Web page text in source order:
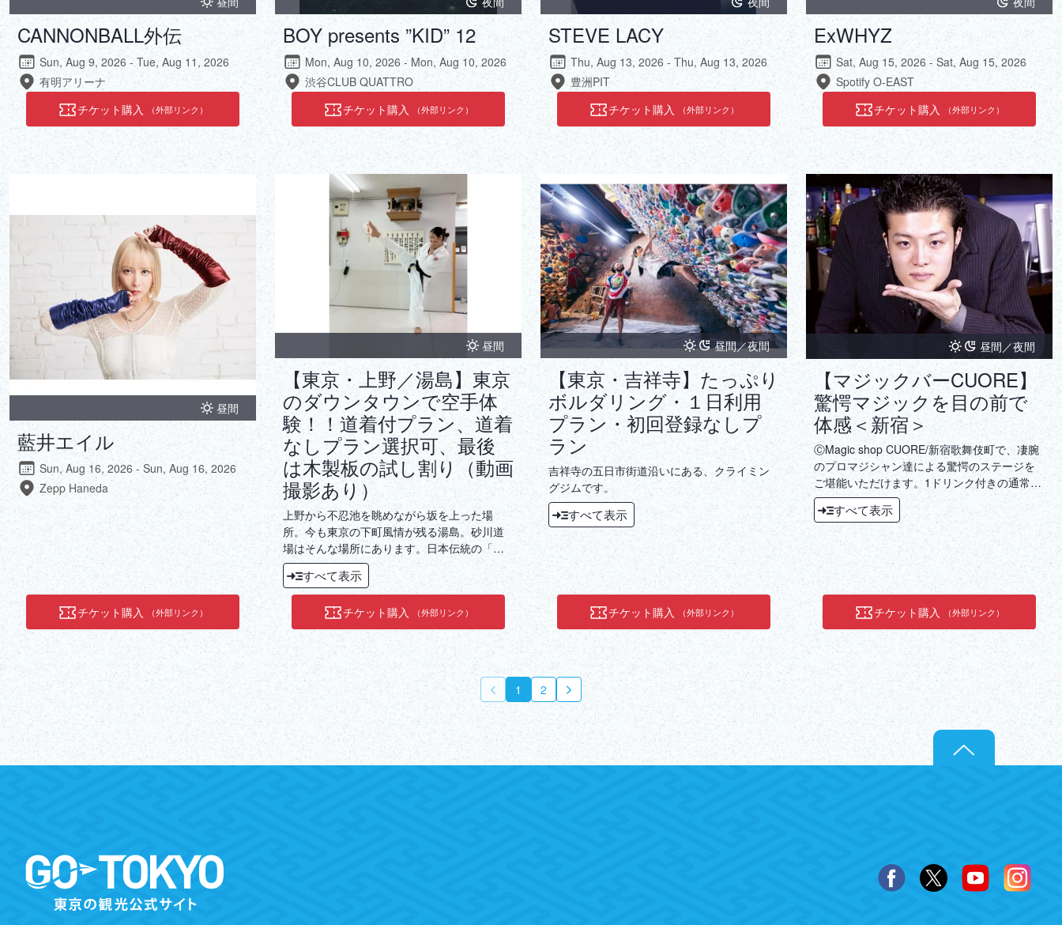
CANNONBALL外伝
Sun, Aug 9, 2026 - Tue, Aug 11, 2026
有明アリーナ
チケット購入
（外部リンク）
BOY presents ”KID” 12
Mon, Aug 10, 2026 - Mon, Aug 10, 2026
渋谷CLUB QUATTRO
チケット購入
（外部リンク）
STEVE LACY
Thu, Aug 13, 2026 - Thu, Aug 13, 2026
豊洲PIT
チケット購入
（外部リンク）
ExWHYZ
Sat, Aug 15, 2026 - Sat, Aug 15, 2026
Spotify O-EAST
チケット購入
（外部リンク）
昼間
藍井エイル
Sun, Aug 16, 2026 - Sun, Aug 16, 2026
Zepp Haneda
チケット購入 （外部リンク）
昼間
【東京・上野／湯島】東京
のダウンタウンで空手体
験！！道着付プラン、道着
なしプラン選択可、最後
は木製板の試し割り（動画
撮影あり）
上野から不忍池を眺めながら坂を上った場
所。今も東京の下町風情が残る湯島。砂川道
場はそんな場所にあります。日本伝統の「空
手」を体験しませんか？
すべて表示
チケット購入 （外部リンク）
昼間／夜間
【東京・吉祥寺】たっぷり
ボルダリング・１日利用
プラン・初回登録なしプ
ラン
吉祥寺の五日市街道沿いにある、クライミン
グジムです。
すべて表示
チケット購入 （外部リンク）
昼間／夜間
【マジックバーCUORE】
驚愕マジックを目の前で
体感＜新宿＞
ⒸMagic shop CUORE/新宿歌舞伎町で、凄腕
のプロマジシャン達による驚愕のステージを
ご堪能いただけます。1ドリンク付きの通常プ
ランの他に飲み放題付きプランをご用意して
おります。お子様連れ歓迎ですので、ご家族
でもお楽しみいただけます。
すべて表示
チケット購入 （外部リンク）
1 2